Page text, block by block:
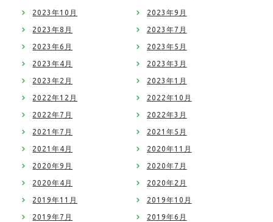
2023年10月 2023年9月
2023年8月 2023年7月
2023年6月 2023年5月
2023年4月 2023年3月
2023年2月 2023年1月
2022年12月 2022年10月
2022年7月 2022年3月
2021年7月 2021年5月
2021年4月 2020年11月
2020年9月 2020年7月
2020年4月 2020年2月
2019年11月 2019年10月
2019年7月 2019年6月